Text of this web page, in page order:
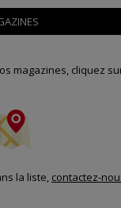
magazines, cliquez
la liste, contactez-